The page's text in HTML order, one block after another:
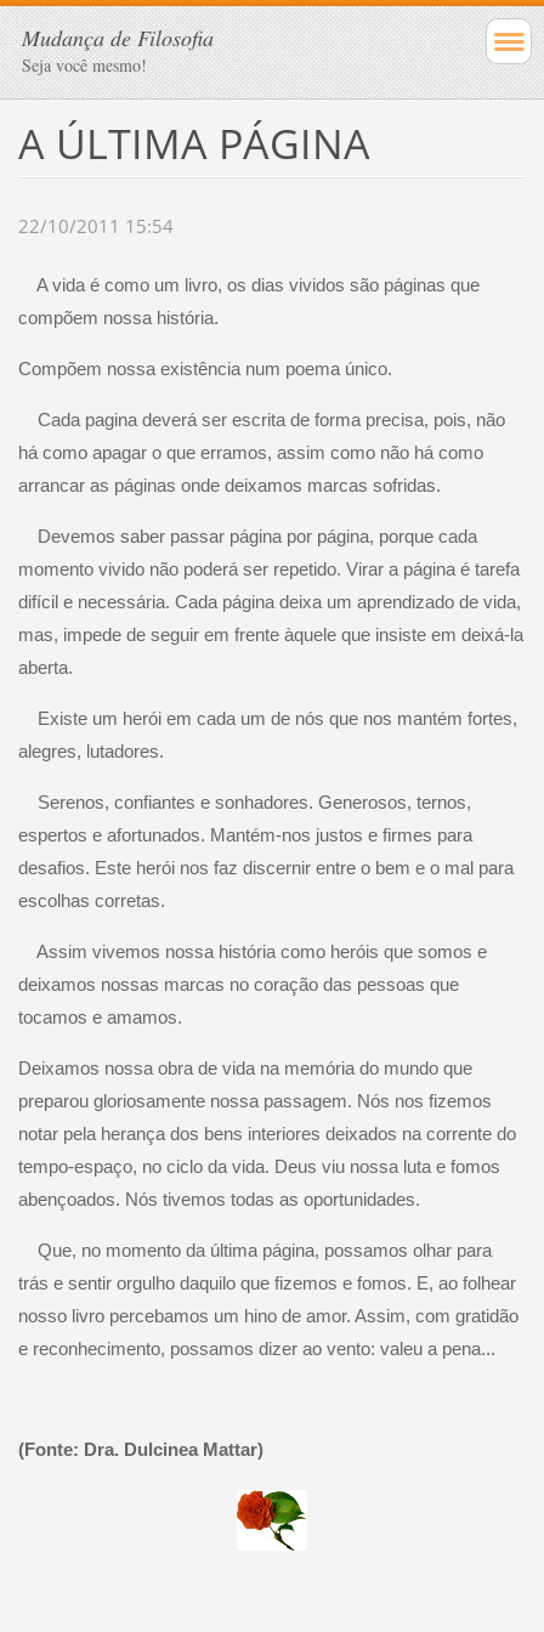
Mudança de Filosofia
Seja você mesmo!
A ÚLTIMA PÁGINA
22/10/2011 15:54
A vida é como um livro, os dias vividos são páginas que
compõem nossa história.
Compõem nossa existência num poema único.
Cada pagina deverá ser escrita de forma precisa, pois, não
há como apagar o que erramos, assim como não há como
arrancar as páginas onde deixamos marcas sofridas.
Devemos saber passar página por página, porque cada
momento vivido não poderá ser repetido. Virar a página é tarefa
difícil e necessária. Cada página deixa um aprendizado de vida,
mas, impede de seguir em frente àquele que insiste em deixá-la
aberta.
Existe um herói em cada um de nós que nos mantém fortes,
alegres, lutadores.
Serenos, confiantes e sonhadores. Generosos, ternos,
espertos e afortunados. Mantém-nos justos e firmes para
desafios. Este herói nos faz discernir entre o bem e o mal para
escolhas corretas.
Assim vivemos nossa história como heróis que somos e
deixamos nossas marcas no coração das pessoas que
tocamos e amamos.
Deixamos nossa obra de vida na memória do mundo que
preparou gloriosamente nossa passagem. Nós nos fizemos
notar pela herança dos bens interiores deixados na corrente do
tempo-espaço, no ciclo da vida. Deus viu nossa luta e fomos
abençoados. Nós tivemos todas as oportunidades.
Que, no momento da última página, possamos olhar para
trás e sentir orgulho daquilo que fizemos e fomos. E, ao folhear
nosso livro percebamos um hino de amor. Assim, com gratidão
e reconhecimento, possamos dizer ao vento: valeu a pena...
(Fonte: Dra. Dulcinea Mattar)